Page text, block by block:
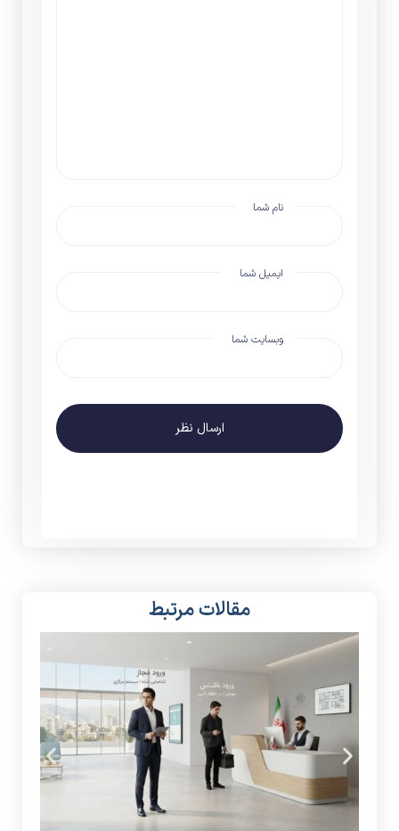
نام شما
ایمیل شما
وبسایت شما
ارسال نظر
مقالات مرتبط